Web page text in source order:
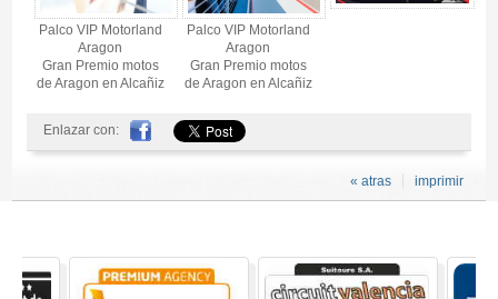
Palco VIP Motorland
Aragon
Gran Premio motos
de Aragon en Alcañiz
Palco VIP Motorland
Aragon
Gran Premio motos
de Aragon en Alcañiz
Enlazar con:
imprimir
« atras